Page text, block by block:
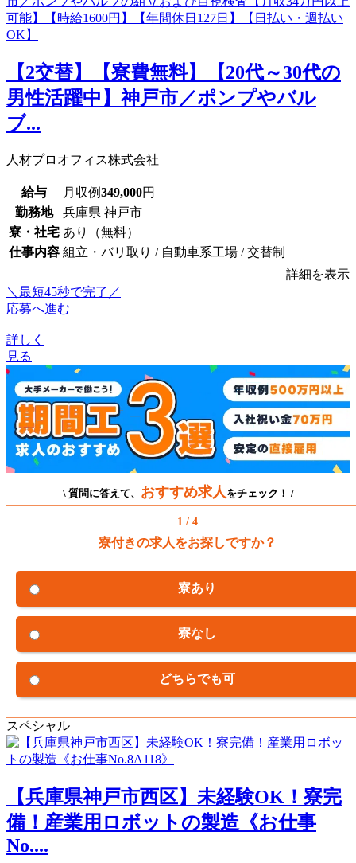
【2交替】【寮費無料】【20代～30代の
男性活躍中】神戸市／ポンプやバル
ブ...
人材プロオフィス株式会社
給与 月収例349,000円
勤務地
兵庫県 神戸市
寮・社宅 あり（無料）
仕事内容 組立・バリ取り / 自動車系工場 / 交替制
詳細を表示
＼最短45秒で完了／
応募へ進む
詳しく
見る
\ 質問に答えて、 おすすめ求人 をチェック！ /
1 / 4
寮付きの求人をお探しですか？
寮あり
寮なし
どちらでも可
スペシャル
【兵庫県神戸市西区】未経験OK！寮完
備！産業用ロボットの製造《お仕事
No....